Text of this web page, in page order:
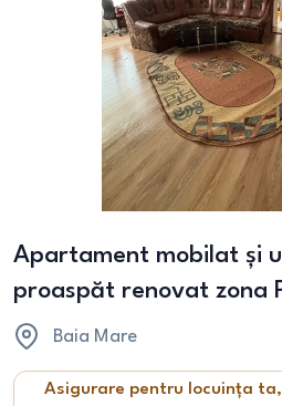
Apartament mobilat și
proaspăt renovat zona
Baia Mare
Asigurare pentru locuința